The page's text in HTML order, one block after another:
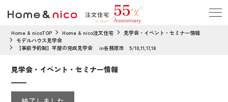
Home & nicoTOP Home & nico注文住宅
見学会・イベント・セミナー情報
モデルハウス見学会
【事前予約制】平屋の完成見学会 in各務原市 5/10,11,17,18
見学会・イベント・セミナー情報